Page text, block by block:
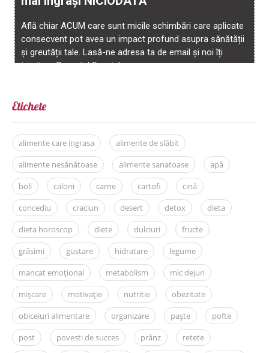
Etichete
alimente care ingrasa
alimente de slăbit
alimente nesănătoase
alimente sanatoase
apă
boli
calorii carne cartofi
cină
concediu
craciun desert detox
dieta
dieta horoscop
diete dulciuri
fructe
grăsimi
gustare hidratare
legume
mancat emoțional
metabolism
mic dejun
mișcare
motivație nutritie
obezitate
obiceiuri alimentare
organizare paște
pofte
post
povesti de succes prânz
retete